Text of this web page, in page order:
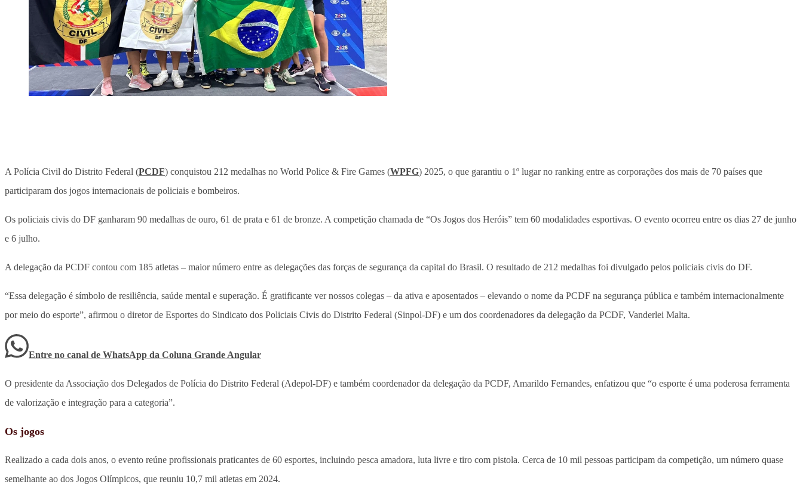
A Polícia Civil do Distrito Federal (PCDF) conquistou 212 medalhas no World Police & Fire Games (WPFG) 2025, o que garantiu o 1º lugar no ranking entre as corporações dos mais de 70 países que
participaram dos jogos internacionais de policiais e bombeiros.
Os policiais civis do DF ganharam 90 medalhas de ouro, 61 de prata e 61 de bronze. A competição chamada de “Os Jogos dos Heróis” tem 60 modalidades esportivas. O evento ocorreu entre os dias 27 de junho
e 6 julho.
A delegação da PCDF contou com 185 atletas – maior número entre as delegações das forças de segurança da capital do Brasil. O resultado de 212 medalhas foi divulgado pelos policiais civis do DF.
“Essa delegação é símbolo de resiliência, saúde mental e superação. É gratificante ver nossos colegas – da ativa e aposentados – elevando o nome da PCDF na segurança pública e também internacionalmente
por meio do esporte”, afirmou o diretor de Esportes do Sindicato dos Policiais Civis do Distrito Federal (Sinpol-DF) e um dos coordenadores da delegação da PCDF, Vanderlei Malta.
Entre no canal de WhatsApp da Coluna Grande Angular
O presidente da Associação dos Delegados de Polícia do Distrito Federal (Adepol-DF) e também coordenador da delegação da PCDF, Amarildo Fernandes, enfatizou que “o esporte é uma poderosa ferramenta
de valorização e integração para a categoria”.
Os jogos
Realizado a cada dois anos, o evento reúne profissionais praticantes de 60 esportes, incluindo pesca amadora, luta livre e tiro com pistola. Cerca de 10 mil pessoas participam da competição, um número quase
semelhante ao dos Jogos Olímpicos, que reuniu 10,7 mil atletas em 2024.